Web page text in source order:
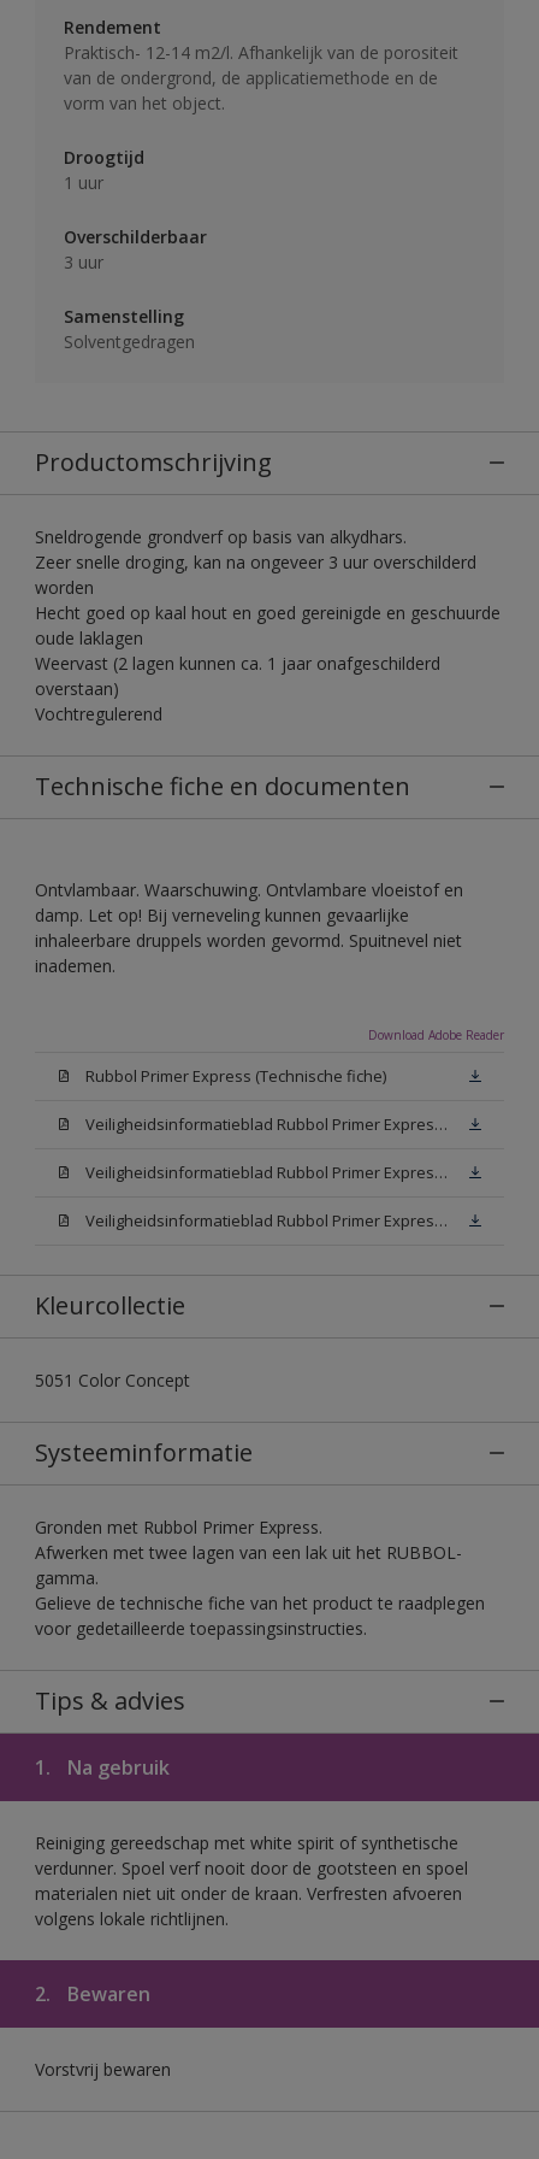
Rendement
Praktisch- 12-14 m2/l. Afhankelijk van de porositeit
van de ondergrond, de applicatiemethode en de
vorm van het object.
Droogtijd
1 uur
Overschilderbaar
3 uur
Samenstelling
Solventgedragen
Productomschrijving
Sneldrogende grondverf op basis van alkydhars.
Zeer snelle droging, kan na ongeveer 3 uur overschilderd
worden
Hecht goed op kaal hout en goed gereinigde en geschuurde
oude laklagen
Weervast (2 lagen kunnen ca. 1 jaar onafgeschilderd
overstaan)
Vochtregulerend
Technische fiche en documenten
Ontvlambaar. Waarschuwing. Ontvlambare vloeistof en
damp. Let op! Bij verneveling kunnen gevaarlijke
inhaleerbare druppels worden gevormd. Spuitnevel niet
inademen.
Download Adobe Reader
Rubbol Primer Express (Technische fiche)
Veiligheidsinformatieblad Rubbol Primer Express White (SDS)
Veiligheidsinformatieblad Rubbol Primer Express W05 (SDS)
Veiligheidsinformatieblad Rubbol Primer Express N00 (SDS)
Kleurcollectie
5051 Color Concept
Systeeminformatie
Gronden met Rubbol Primer Express.
Afwerken met twee lagen van een lak uit het RUBBOL-
gamma.
Gelieve de technische fiche van het product te raadplegen
voor gedetailleerde toepassingsinstructies.
Tips & advies
1. Na gebruik
Reiniging gereedschap met white spirit of synthetische
verdunner. Spoel verf nooit door de gootsteen en spoel
materialen niet uit onder de kraan. Verfresten afvoeren
volgens lokale richtlijnen.
2. Bewaren
Vorstvrij bewaren